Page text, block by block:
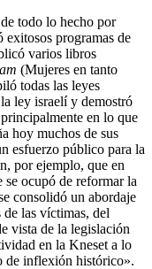
todo lo hecho por
programas de
varios libros
(Mujeres en tanto
todas las leyes
ley israelí y demostró
en lo que
hoy muchos de sus
esfuerzo público para la
por ejemplo, que en
ocupó de reformar la
consolidó un abordaje
las víctimas, del
vista de la legislación
en la Kneset a lo
de inflexión histórico».